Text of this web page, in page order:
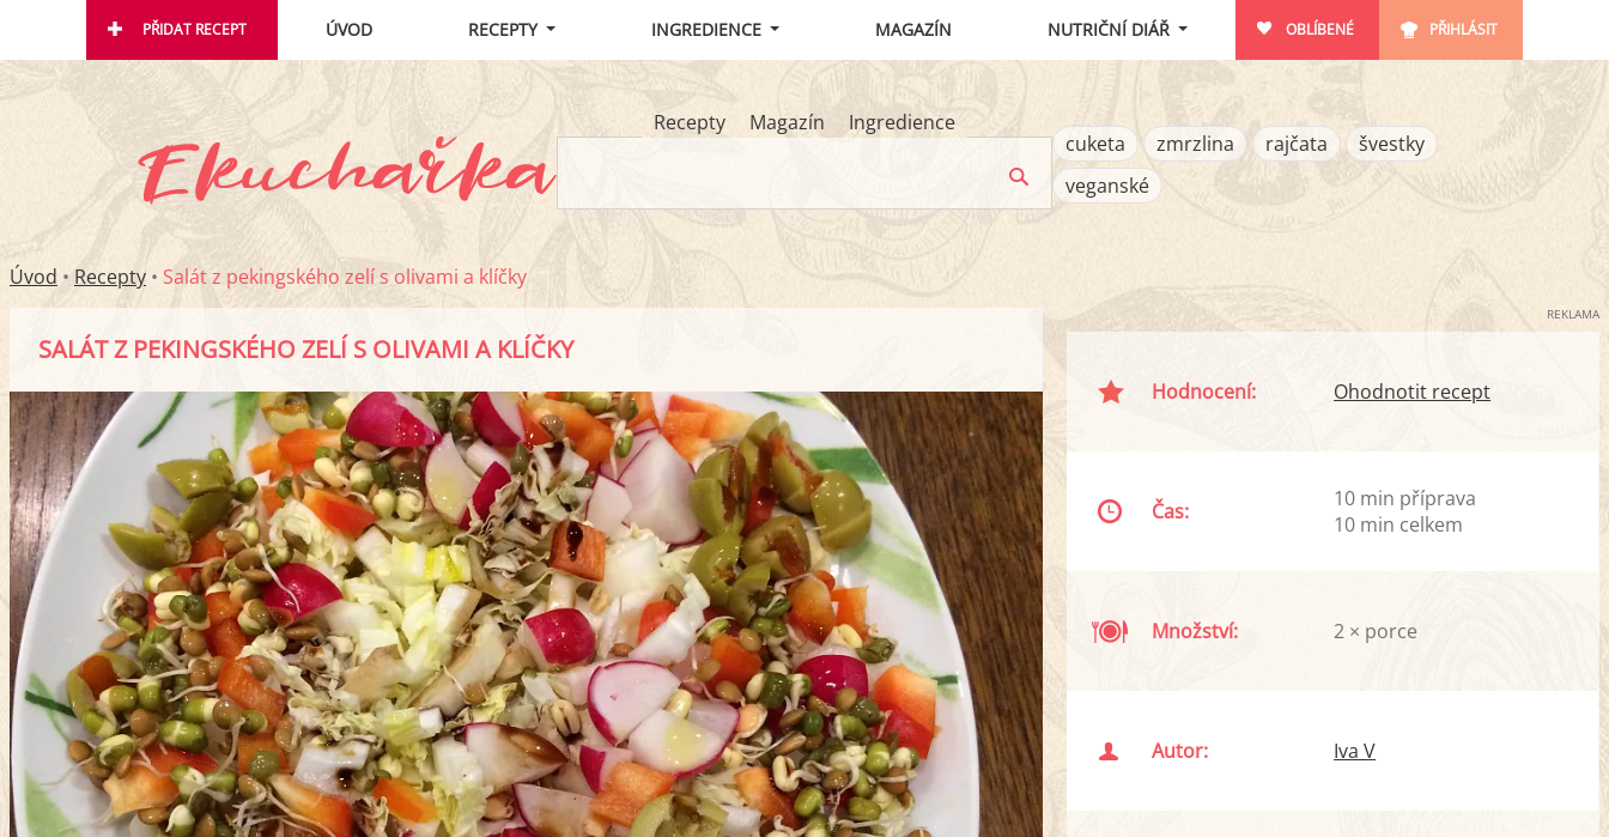
PŘIDAT RECEPT ÚVOD RECEPTY INGREDIENCE MAGAZÍN NUTRIČNÍ DIÁŘ OBLÍBENÉ PŘIHLÁSIT
Recepty Magazín
Ingredience
cuketa
zmrzlina rajčata
švestky
veganské
Úvod • Recepty • Salát z pekingského zelí s olivami a klíčky
SALÁT Z PEKINGSKÉHO ZELÍ S OLIVAMI A KLÍČKY
REKLAMA
Hodnocení: Ohodnotit recept
Čas:
10 min příprava
10 min celkem
Množství: 2 × porce
Autor: Iva V